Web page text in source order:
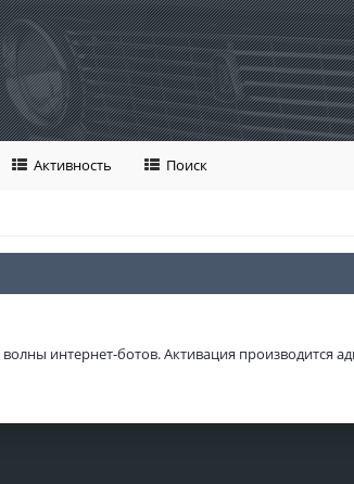
Активность Поиск
интернет-ботов. Активация производится